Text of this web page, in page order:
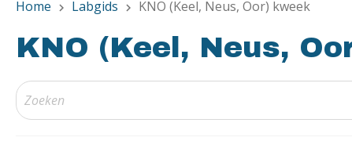
Home chevron_right Labgids chevron_right KNO (Keel, Neus, Oor) kweek
KNO (Keel, Neus,